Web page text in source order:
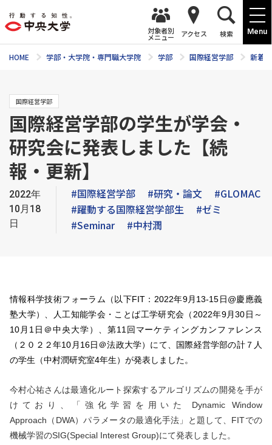
Menu
対象者別
メニュー アクセス 検索
HOME 学部・大学院・専門職大学院 学部 国際経営学部 新着
国際経営学部
国際経営学部の学生が学会・
研究会に発表しました【続
報・更新】
2022年
10月18
日
#国際経営学部 #研究・論文
#GLOMAC
#躍動する国際経営学部生
#ゼミ
#Seminar
#中村潤
情報科学技術フォーラム（以下FIT ： 2022年9月 13-15日@慶應義
塾大学）、人工知能学会・ことば工学研究会（ 2022年9月30日～
10 月 1 日＠中央大学）、第11 回マーケティングカンファレンス
（２０２２年10 月 16日＠法政大学）にて、国際経営学部の計７人
の学生（中村潤研究室4年生）が発表しました。
今村心祐さんは最適化ルート探索するアルゴリズムの開発を手が
けており、「強化学習を用いた Dynamic Window
Approach（DWA）パラメータの最適化手法」と題して、FITでの
機械学習のSIG(Special Interest Group)にて発表しました。